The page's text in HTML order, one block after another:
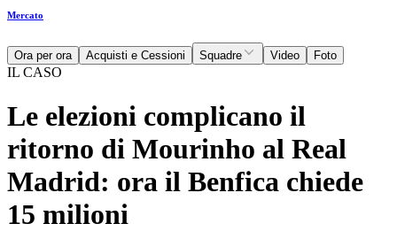
Mercato
Ora per ora Acquisti e Cessioni Squadre Video Foto
IL CASO
Le elezioni complicano il
ritorno di Mourinho al Real
Madrid: ora il Benfica chiede
15 milioni